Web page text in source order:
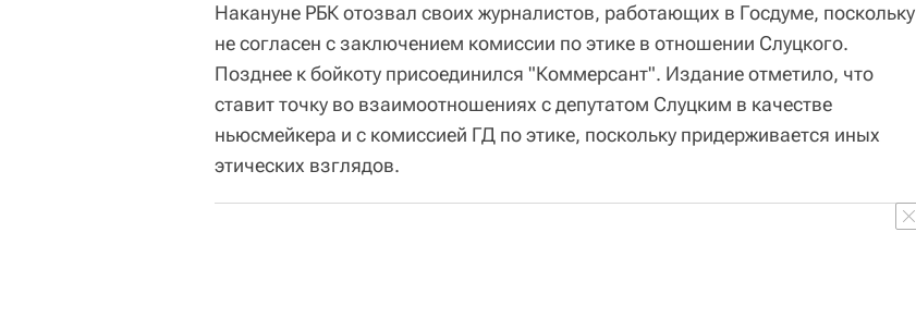
Накануне РБК отозвал своих журналистов, работающих в Госдуме, поскольку
не согласен с заключением комиссии по этике в отношении Слуцкого.
Позднее к бойкоту присоединился "Коммерсант". Издание отметило, что
ставит точку во взаимоотношениях с депутатом Слуцким в качестве
ньюсмейкера и с комиссией ГД по этике, поскольку придерживается иных
этических взглядов.